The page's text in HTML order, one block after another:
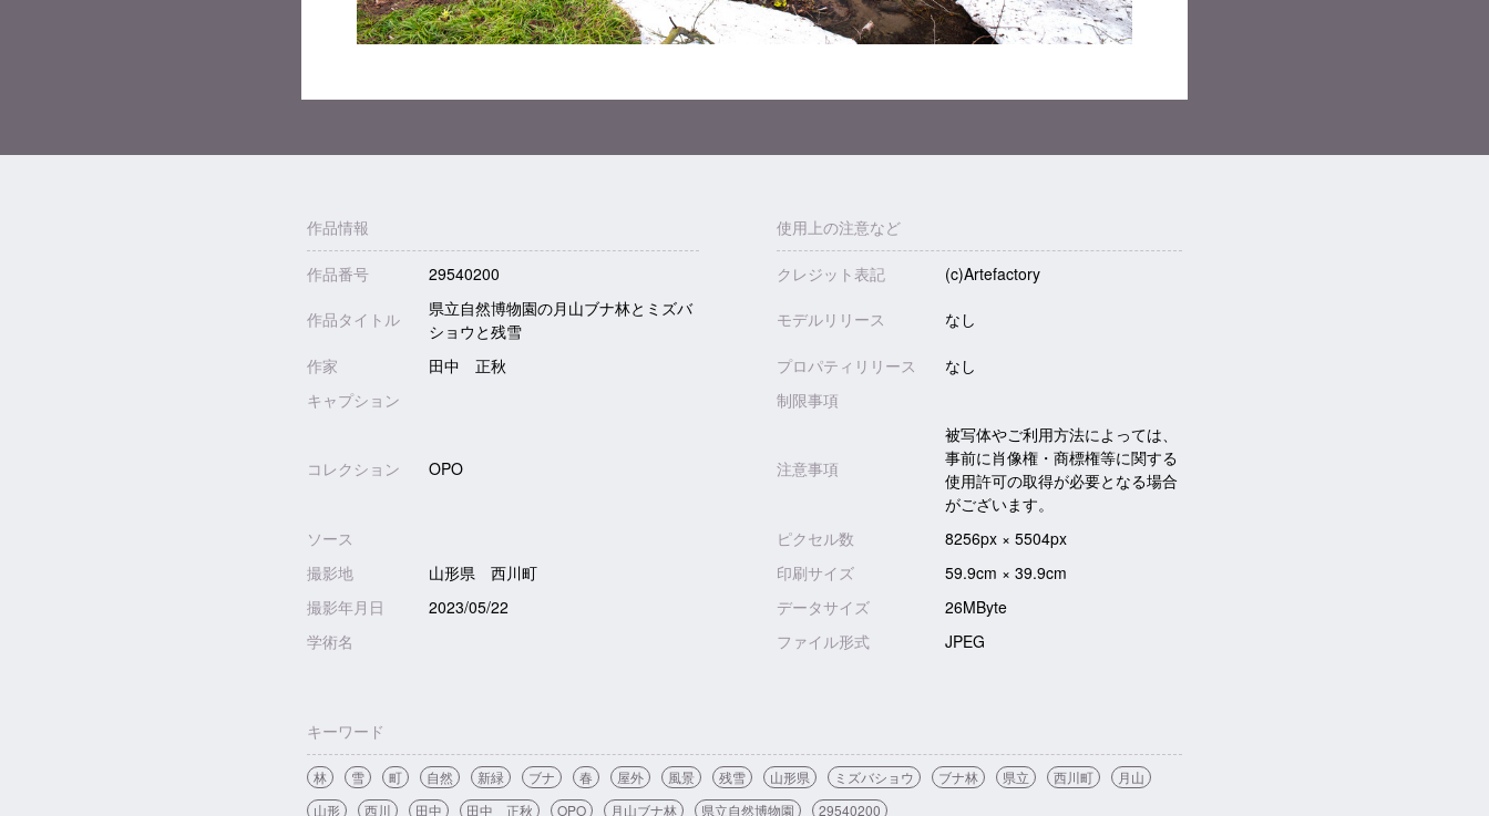
作品情報 使用上の注意など
作品番号 29540200 クレジット表記 (c)Artefactory
作品タイトル
県立自然博物園の月山ブナ林とミズバ
ショウと残雪
モデルリリース なし
作家 田中 正秋 プロパティリリース
なし
キャプション
制限事項
コレクション OPO 注意事項
被写体やご利用方法によっては、
事前に肖像権・商標権等に関する
使用許可の取得が必要となる場合
がございます。
ソース
ピクセル数
8256px × 5504px
撮影地
山形県 西川町 印刷サイズ
59.9cm × 39.9cm
撮影年月日
2023/05/22 データサイズ
26MByte
学術名
ファイル形式 JPEG
キーワード
林 雪 町 自然 新緑 ブナ 春 屋外 風景 残雪 山形県 ミズバショウ ブナ林 県立 西川町
月山
山形
西川 田中 田中 正秋 OPO 月山ブナ林 県立自然博物園 29540200